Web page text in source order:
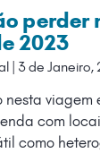
perder
2023
3 de Janeiro,
nesta viagem
com
como